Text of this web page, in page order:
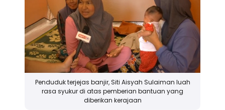
Penduduk terjejas banjir, Siti Aisyah Sulaiman luah
rasa syukur di atas pemberian bantuan yang
diberikan kerajaan